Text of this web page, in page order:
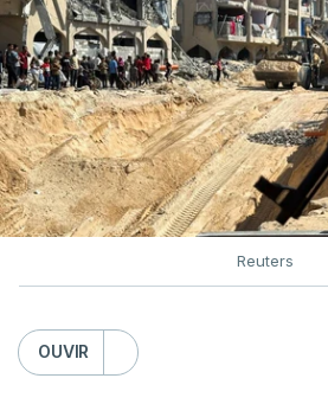
Reuters
OUVIR